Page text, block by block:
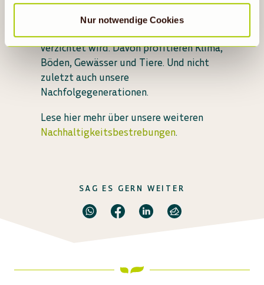
Nur notwendige Cookies
heißt das, dass bei Herstellung und
Anbau auf chemisch-synthetische
Pflanzenschutzmittel und Gentechnik
verzichtet wird. Davon profitieren Klima,
Böden, Gewässer und Tiere. Und nicht
zuletzt auch unsere
Nachfolgegenerationen.
Lese hier mehr über unsere weiteren
Nachhaltigkeitsbestrebungen.
SAG ES GERN WEITER